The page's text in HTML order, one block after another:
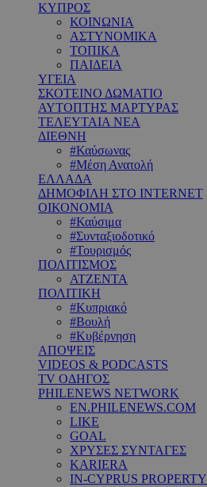
ΚΥΠΡΟΣ
ΚΟΙΝΩΝΙΑ
ΑΣΤΥΝΟΜΙΚΑ
ΤΟΠΙΚΑ
ΠΑΙΔΕΙΑ
ΥΓΕΙΑ
ΣΚΟΤΕΙΝΟ ΔΩΜΑΤΙΟ
ΑΥΤΟΠΤΗΣ ΜΑΡΤΥΡΑΣ
ΤΕΛΕΥΤΑΙΑ ΝΕΑ
ΔΙΕΘΝΗ
#Καύσωνας
#Μέση Ανατολή
ΕΛΛΑΔΑ
ΔΗΜΟΦΙΛΗ ΣΤΟ INTERNET
ΟΙΚΟΝΟΜΙΑ
#Καύσιμα
#Συνταξιοδοτικό
#Τουρισμός
ΠΟΛΙΤΙΣΜΟΣ
ΑΤΖΕΝΤΑ
ΠΟΛΙΤΙΚΗ
#Κυπριακό
#Βουλή
#Κυβέρνηση
ΑΠΟΨΕΙΣ
VIDEOS & PODCASTS
TV ΟΔΗΓΟΣ
PHILENEWS NETWORK
EN.PHILENEWS.COM
LIKE
GOAL
ΧΡΥΣΕΣ ΣΥΝΤΑΓΕΣ
KARIERA
IN-CYPRUS PROPERTY